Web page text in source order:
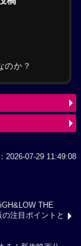
のか？
2026-07-29 11:49:08
THE
注目ポイントと